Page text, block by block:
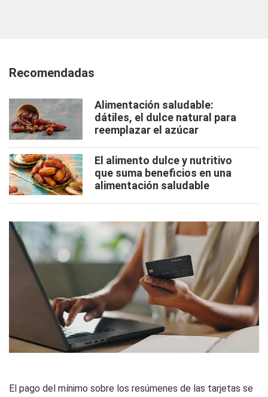
Recomendadas
Alimentación saludable:
dátiles, el dulce natural para
reemplazar el azúcar
El alimento dulce y nutritivo
que suma beneficios en una
alimentación saludable
El pago del mínimo sobre los resúmenes de las tarjetas se